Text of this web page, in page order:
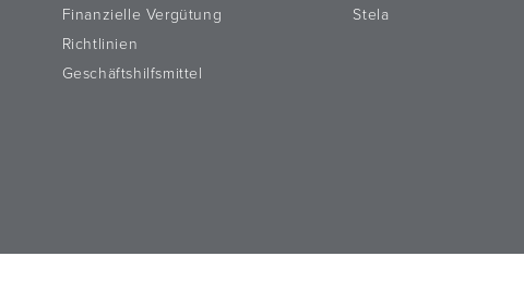
Finanzielle Vergütung
Richtlinien
Geschäftshilfsmittel
Stela